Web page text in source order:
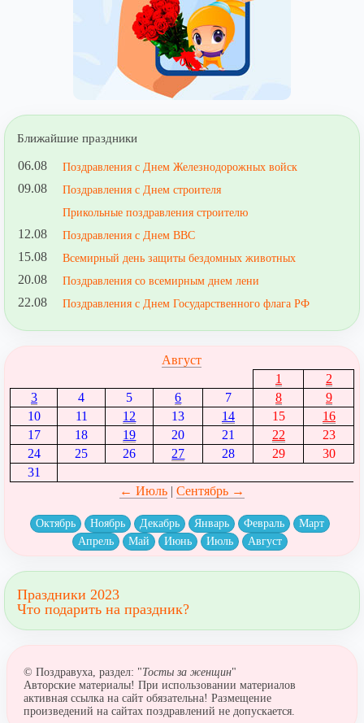
Ближайшие праздники
06.08 Поздравления с Днем Железнодорожных войск
09.08
Поздравления с Днем строителя
Прикольные поздравления строителю
12.08 Поздравления с Днем ВВС
15.08 Всемирный день защиты бездомных животных
20.08 Поздравления со всемирным днем лени
22.08 Поздравления с Днем Государственного флага РФ
Август
1
2
3
4 5 6 7 8
9
10
11 12 13 14 15
16
17
18 19 20 21 22
23
24
25 26 27 28 29
30
31
← Июль| Сентябрь →
Октябрь Ноябрь Декабрь Январь Февраль
Март
Апрель
Май Июнь Июль Август
Праздники 2023
Что подарить на праздник?
© Поздравуха, раздел: "Тосты за женщин"
Авторские материалы! При использовании материалов
активная ссылка на сайт обязательна! Размещение
произведений на сайтах поздравлений не допускается.